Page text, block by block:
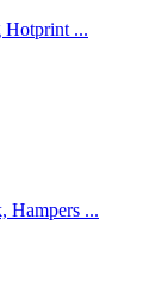
Hotprint ...
Hampers ...